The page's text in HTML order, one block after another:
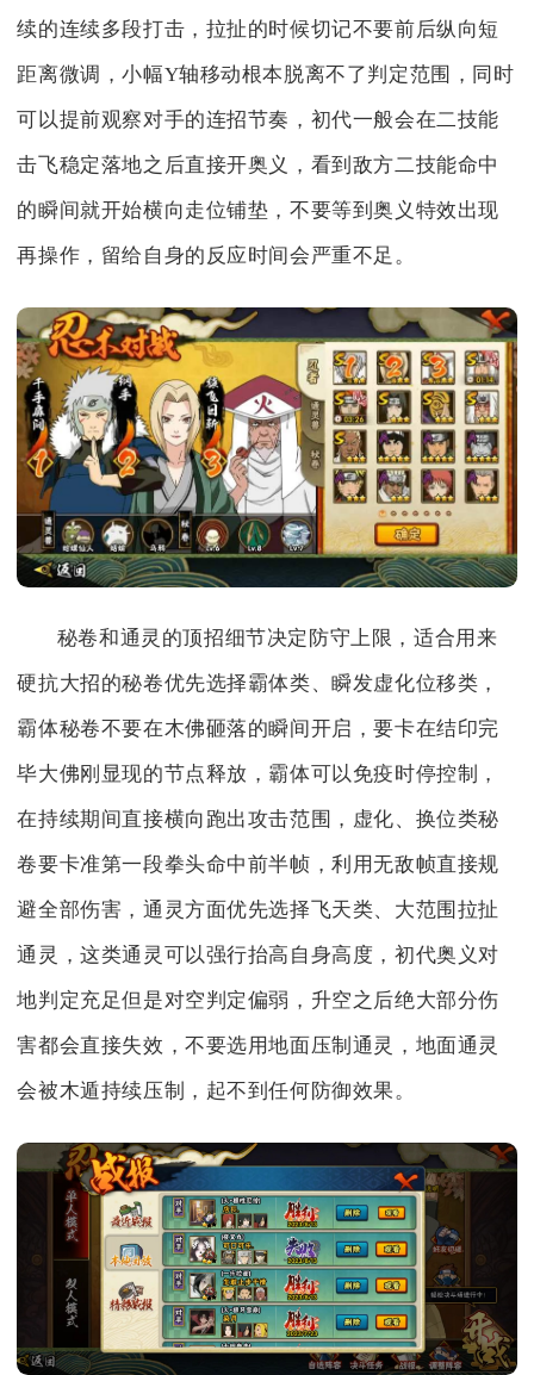
续的连续多段打击，拉扯的时候切记不要前后纵向短
距离微调，小幅Y轴移动根本脱离不了判定范围，同时
可以提前观察对手的连招节奏，初代一般会在二技能
击飞稳定落地之后直接开奥义，看到敌方二技能命中
的瞬间就开始横向走位铺垫，不要等到奥义特效出现
再操作，留给自身的反应时间会严重不足。
秘卷和通灵的顶招细节决定防守上限，适合用来
硬抗大招的秘卷优先选择霸体类、瞬发虚化位移类，
霸体秘卷不要在木佛砸落的瞬间开启，要卡在结印完
毕大佛刚显现的节点释放，霸体可以免疫时停控制，
在持续期间直接横向跑出攻击范围，虚化、换位类秘
卷要卡准第一段拳头命中前半帧，利用无敌帧直接规
避全部伤害，通灵方面优先选择飞天类、大范围拉扯
通灵，这类通灵可以强行抬高自身高度，初代奥义对
地判定充足但是对空判定偏弱，升空之后绝大部分伤
害都会直接失效，不要选用地面压制通灵，地面通灵
会被木遁持续压制，起不到任何防御效果。